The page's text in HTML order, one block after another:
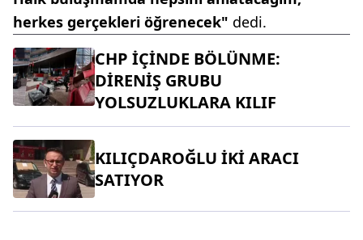
herkes gerçekleri öğrenecek" dedi.
CHP İÇİNDE BÖLÜNME:
DİRENİŞ GRUBU
YOLSUZLUKLARA KILIF
KILIÇDAROĞLU İKİ ARACI
SATIYOR